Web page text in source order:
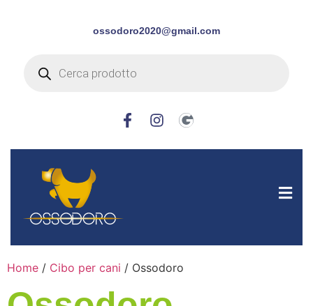
ossodoro2020@gmail.com
Home / Cibo per cani / Ossodoro